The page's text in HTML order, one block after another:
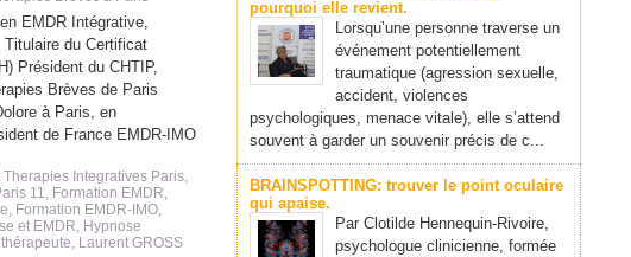
EMDR Intégrative,
Titulaire du Certificat
Président du CHTIP,
Brèves de Paris
à Paris, en
de France EMDR-IMO
Integratives Paris,
11, Formation EMDR,
, Formation EMDR-IMO,
et EMDR, Hypnose
, Laurent GROSS
pourquoi elle revient.
Lorsqu’une personne traverse un
événement potentiellement
traumatique (agression sexuelle,
accident, violences
psychologiques, menace vitale), elle s’attend
souvent à garder un souvenir précis de c...
BRAINSPOTTING: trouver le point oculaire
qui apaise.
Par Clotilde Hennequin-Rivoire,
psychologue clinicienne, formée